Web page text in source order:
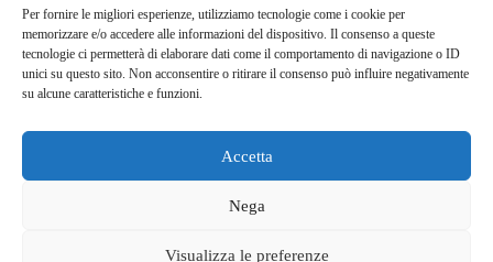
Per fornire le migliori esperienze, utilizziamo tecnologie come i cookie per
memorizzare e/o accedere alle informazioni del dispositivo. Il consenso a queste
tecnologie ci permetterà di elaborare dati come il comportamento di navigazione o ID
unici su questo sito. Non acconsentire o ritirare il consenso può influire negativamente
su alcune caratteristiche e funzioni.
Accetta
Nega
Visualizza le preferenze
Tre Allegri Ragazzi Morti: il passaggio
dall'adolescenza all'età adulta passa dal reggae e dal
dub? Sì, secondo Primitivi nel Futuro
Vincenzo Bisbiglia
24 Marzo 2010
Copyright © 2026 RockShock - © Massimo Garofalo. C.F.
GRFMSM65R24A662Q. Qualsiasi tipo di riproduzione è
vietata se non preventivamente autorizzata. RockShock non
senza alcuna periodicità. Non può pertanto considerarsi un